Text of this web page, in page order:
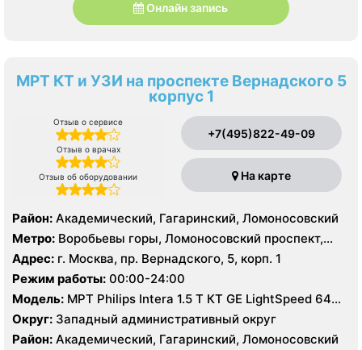
Онлайн запись
МРТ КТ и УЗИ на проспекте Вернадского 5
корпус 1
Отзыв о сервисе
Отзыв о врачах
Отзыв об оборудовании
+7(495)822-49-09
На карте
Район: Академический, Гагаринский, Ломоносовский
Метро: Воробьевы горы, Ломоносовский проспект,
Университет
Адрес:
г. Москва, пр. Вернадского, 5, корп. 1
Режим работы: 00:00-24:00
Модель: МРТ Philips Intera 1.5 T КТ GE LightSpeed 64
среза, УЗИ Philips HD15
Округ: Западный административный округ
Район: Академический, Гагаринский, Ломоносовский